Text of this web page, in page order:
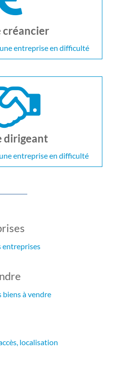
créancier
entreprise en difficulté
dirigeant
entreprise en difficulté
entreprises
biens à vendre
localisation